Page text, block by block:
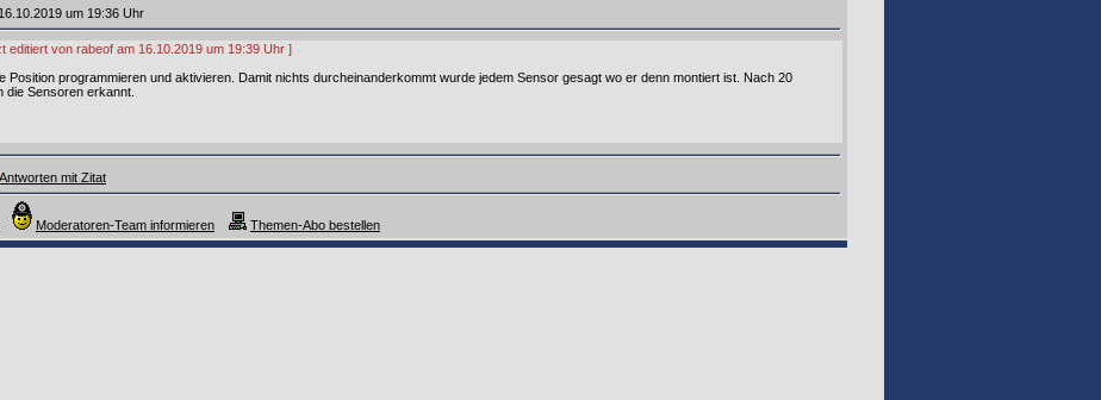
um 19:36 Uhr
editiert von rabeof am 16.10.2019 um 19:39 Uhr ]
Position programmieren und aktivieren. Damit nichts durcheinanderkommt wurde jedem Sensor gesagt wo er denn montiert ist. Nach 20
die Sensoren erkannt.
Antworten mit Zitat
Moderatoren-Team informieren Themen-Abo bestellen